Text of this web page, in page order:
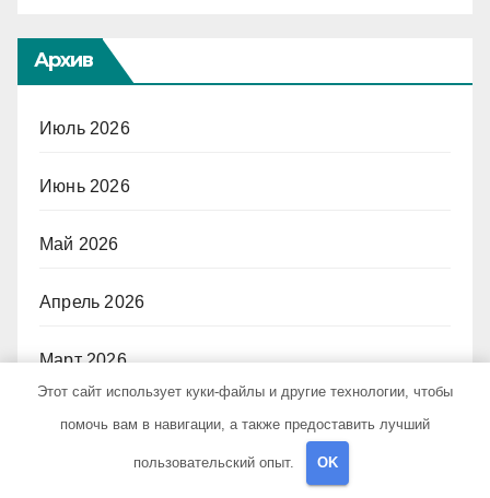
Архив
Июль 2026
Июнь 2026
Май 2026
Апрель 2026
Март 2026
Февраль 2026
Этот сайт использует куки-файлы и другие технологии, чтобы
помочь вам в навигации, а также предоставить лучший
пользовательский опыт. OK